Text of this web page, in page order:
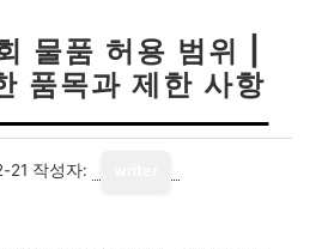
물품 허용 범위 |
품목과 제한 사항
21 작성자: